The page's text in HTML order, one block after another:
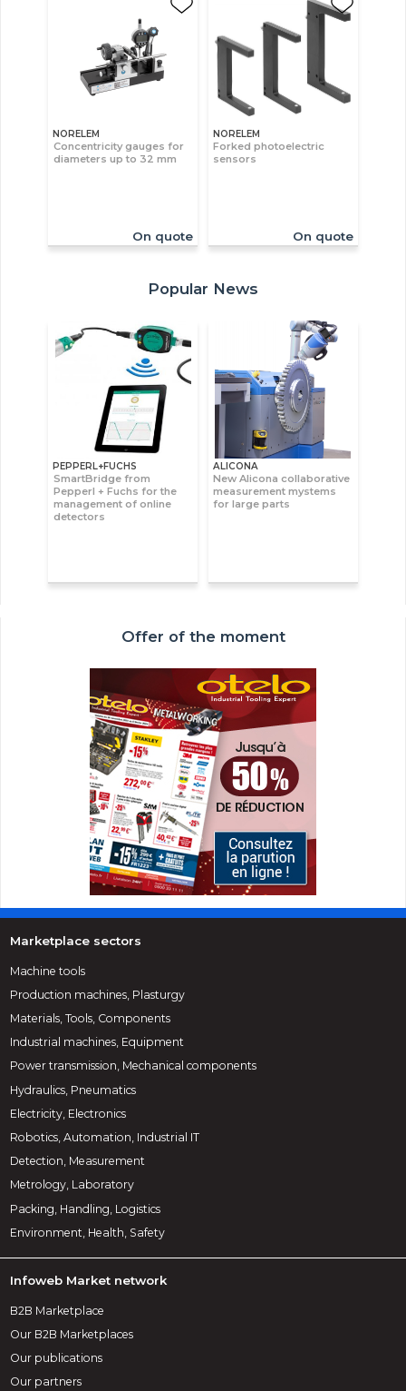
NORELEM
Concentricity gauges for
diameters up to 32 mm
On quote
NORELEM
Forked photoelectric
sensors
On quote
Popular News
PEPPERL+FUCHS
SmartBridge from
Pepperl + Fuchs for the
management of online
detectors
ALICONA
New Alicona collaborative
measurement mystems
for large parts
Offer of the moment
Marketplace sectors
Machine tools
Production machines, Plasturgy
Materials, Tools, Components
Industrial machines, Equipment
Power transmission, Mechanical components
Hydraulics, Pneumatics
Electricity, Electronics
Robotics, Automation, Industrial IT
Detection, Measurement
Metrology, Laboratory
Packing, Handling, Logistics
Environment, Health, Safety
Infoweb Market network
B2B Marketplace
Our B2B Marketplaces
Our publications
Our partners